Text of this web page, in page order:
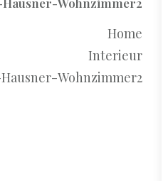
Home
Interieur
Wohnzimmer2